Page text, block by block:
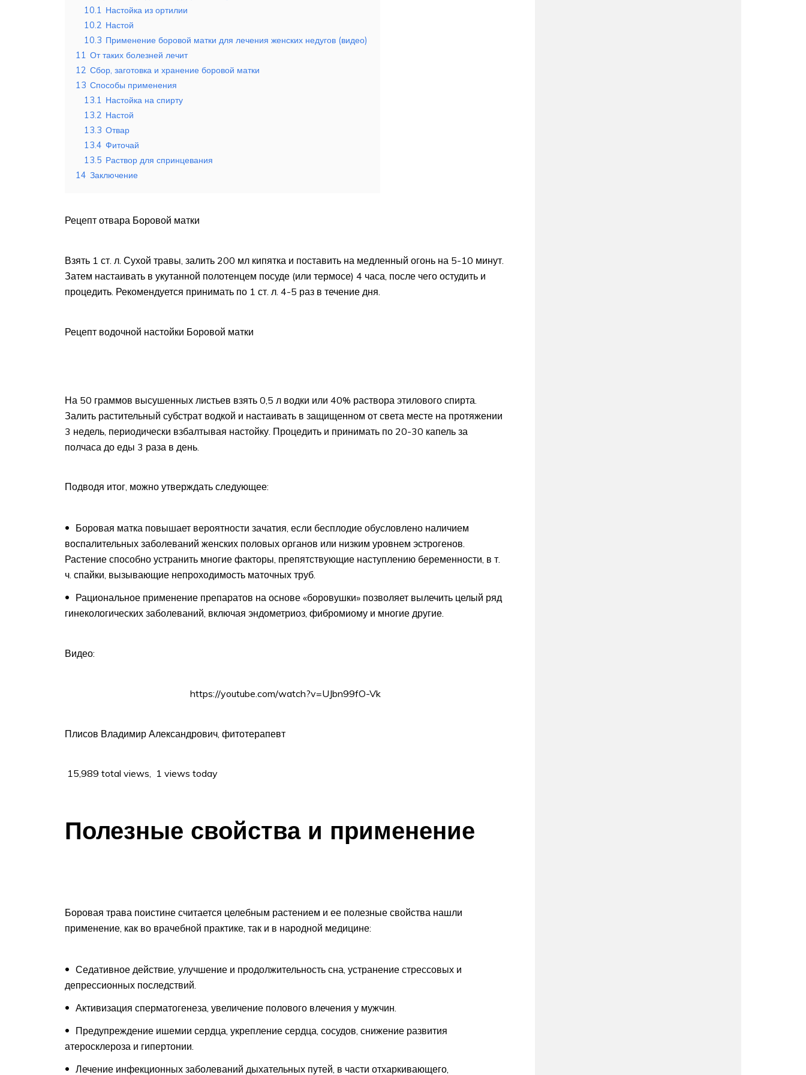
10.1 Настойка из ортилии
10.2 Настой
10.3 Применение боровой матки для лечения женских недугов (видео)
11 От таких болезней лечит
12 Сбор, заготовка и хранение боровой матки
13 Способы применения
13.1 Настойка на спирту
13.2 Настой
13.3 Отвар
13.4 Фиточай
13.5 Раствор для спринцевания
14 Заключение
Рецепт отвара Боровой матки
Взять 1 ст. л. Сухой травы, залить 200 мл кипятка и поставить на медленный огонь на 5-10 минут.
Затем настаивать в укутанной полотенцем посуде (или термосе) 4 часа, после чего остудить и
процедить. Рекомендуется принимать по 1 ст. л. 4-5 раз в течение дня.
Рецепт водочной настойки Боровой матки
На 50 граммов высушенных листьев взять 0,5 л водки или 40% раствора этилового спирта.
Залить растительный субстрат водкой и настаивать в защищенном от света месте на протяжении
3 недель, периодически взбалтывая настойку. Процедить и принимать по 20-30 капель за
полчаса до еды 3 раза в день.
Подводя итог, можно утверждать следующее:
Боровая матка повышает вероятности зачатия, если бесплодие обусловлено наличием
воспалительных заболеваний женских половых органов или низким уровнем эстрогенов.
Растение способно устранить многие факторы, препятствующие наступлению беременности, в т.
ч. спайки, вызывающие непроходимость маточных труб.
Рациональное применение препаратов на основе «боровушки» позволяет вылечить целый ряд
гинекологических заболеваний, включая эндометриоз, фибромиому и многие другие.
Видео:
https://youtube.com/watch?v=UJbn99fO-Vk
Плисов Владимир Александрович, фитотерапевт
15,989 total views, 1 views today
Полезные свойства и применение
Боровая трава поистине считается целебным растением и ее полезные свойства нашли
применение, как во врачебной практике, так и в народной медицине:
Седативное действие, улучшение и продолжительность сна, устранение стрессовых и
депрессионных последствий.
Активизация сперматогенеза, увеличение полового влечения у мужчин.
Предупреждение ишемии сердца, укрепление сердца, сосудов, снижение развития
атеросклероза и гипертонии.
Лечение инфекционных заболеваний дыхательных путей, в части отхаркивающего,